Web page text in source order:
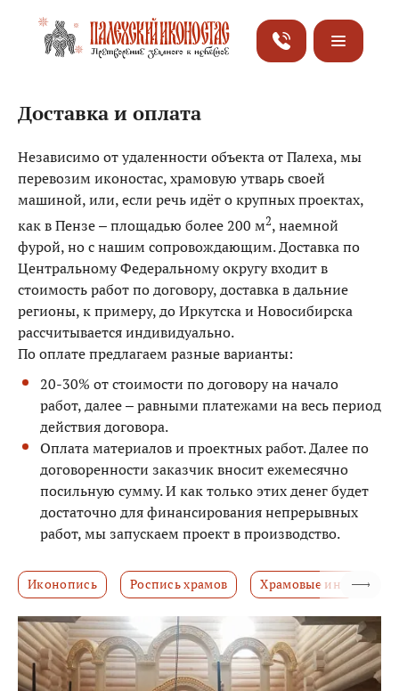
Доставка и оплата
Независимо от удаленности объекта от Палеха, мы
перевозим иконостас, храмовую утварь своей
машиной, или, если речь идёт о крупных проектах,
как в Пензе – площадью более 200 м2, наемной
фурой, но с нашим сопровождающим. Доставка по
Центральному Федеральному округу входит в
стоимость работ по договору, доставка в дальние
регионы, к примеру, до Иркутска и Новосибирска
рассчитывается индивидуально.
По оплате предлагаем разные варианты:
20-30% от стоимости по договору на начало
работ, далее – равными платежами на весь период
действия договора.
Оплата материалов и проектных работ. Далее по
договоренности заказчик вносит ежемесячно
посильную сумму. И как только этих денег будет
достаточно для финансирования непрерывных
работ, мы запускаем проект в производство.
Иконопись Роспись храмов Храмовые интерьеры